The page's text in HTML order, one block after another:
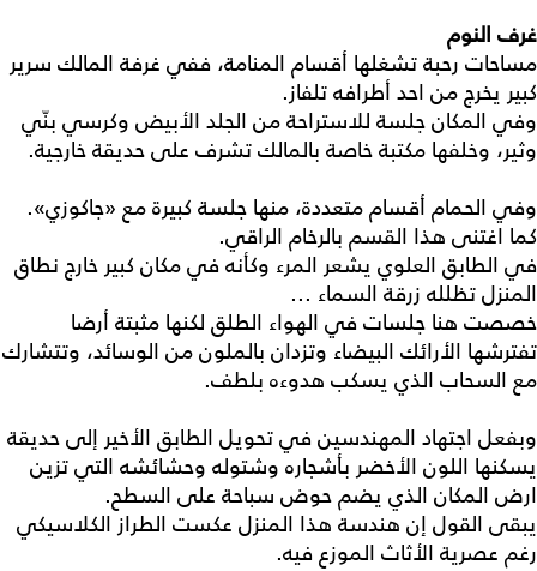
غرف النوم
مساحات رحبة تشغلها أقسام المنامة، ففي غرفة المالك سرير
كبير يخرج من احد أطرافه تلفاز.
وفي المكان جلسة للاستراحة من الجلد الأبيض وكرسي بنّي
وثير، وخلفها مكتبة خاصة بالمالك تشرف على حديقة خارجية.
وفي الحمام أقسام متعددة، منها جلسة كبيرة مع «جاكوزي».
كما اغتنى هذا القسم بالرخام الراقي.
في الطابق العلوي يشعر المرء وكأنه في مكان كبير خارج نطاق
المنزل تظلله زرقة السماء ...
خصصت هنا جلسات في الهواء الطلق لكنها مثبتة أرضا
تفترشها الأرائك البيضاء وتزدان بالملون من الوسائد، وتتشارك
مع السحاب الذي يسكب هدوءه بلطف.
وبفعل اجتهاد المهندسين في تحويل الطابق الأخير إلى حديقة
يسكنها اللون الأخضر بأشجاره وشتوله وحشائشه التي تزين
ارض المكان الذي يضم حوض سباحة على السطح.
يبقى القول إن هندسة هذا المنزل عكست الطراز الكلاسيكي
رغم عصرية الأثاث الموزع فيه.